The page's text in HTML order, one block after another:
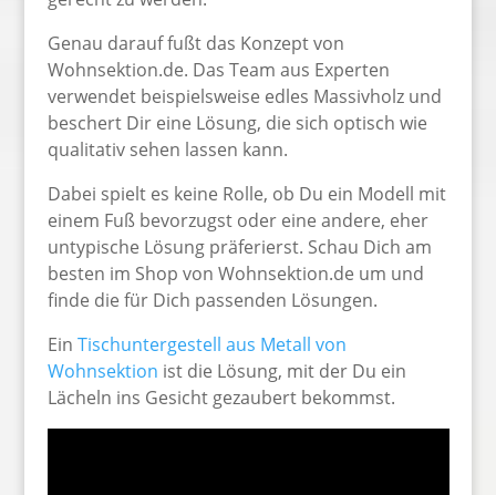
Genau darauf fußt das Konzept von
Wohnsektion.de. Das Team aus Experten
verwendet beispielsweise edles Massivholz und
beschert Dir eine Lösung, die sich optisch wie
qualitativ sehen lassen kann.
Dabei spielt es keine Rolle, ob Du ein Modell mit
einem Fuß bevorzugst oder eine andere, eher
untypische Lösung präferierst. Schau Dich am
besten im Shop von Wohnsektion.de um und
finde die für Dich passenden Lösungen.
Ein Tischuntergestell aus Metall von
Wohnsektion ist die Lösung, mit der Du ein
Lächeln ins Gesicht gezaubert bekommst.